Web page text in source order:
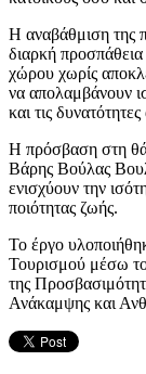
Η αναβάθμιση της
διαρκή
χώρου χωρίς
να απολαμβάνουν
και τις
Η πρόσβαση στη
Βάρης Βούλας
ενισχύουν την
ποιότητας ζωής.
Το έργο
Τουρισμού μέσω
της
Ανάκαμψης και